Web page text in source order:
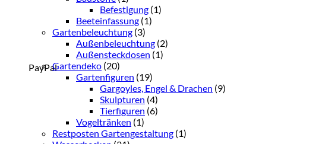
PayPal
Befestigung (1)
Beeteinfassung (1)
Gartenbeleuchtung (3)
Außenbeleuchtung (2)
Außensteckdosen (1)
Gartendeko (20)
Gartenfiguren (19)
Gargoyles, Engel & Drachen (9)
Skulpturen (4)
Tierfiguren (6)
Vogeltränken (1)
Restposten Gartengestaltung (1)